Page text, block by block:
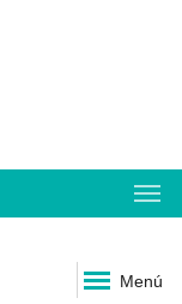
Menú